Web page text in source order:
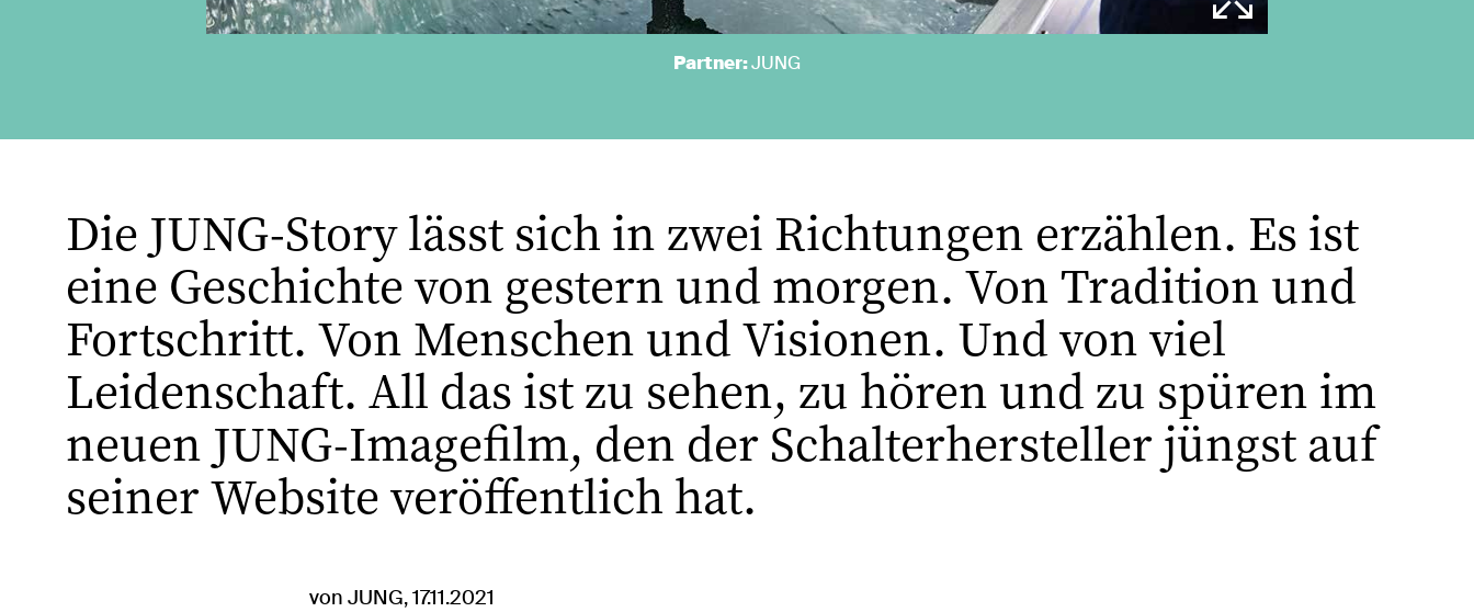
Partner:JUNG
Die JUNG-Story lässt sich in zwei Richtungen erzählen. Es ist
eine Geschichte von gestern und morgen. Von Tradition und
Fortschritt. Von Menschen und Visionen. Und von viel
Leidenschaft. All das ist zu sehen, zu hören und zu spüren im
neuen JUNG-Imagefilm, den der Schalterhersteller jüngst auf
seiner Website veröffentlich hat.
von JUNG, 17.11.2021